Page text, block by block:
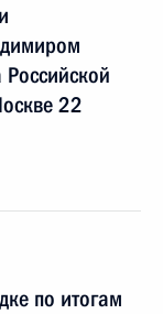
22
по итогам